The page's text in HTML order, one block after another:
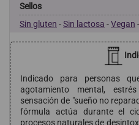
Sellos
Sin gluten -Sin lactosa -Vegan -
Indicado para personas
agotamiento mental,
sensación de "sueño no
fórmula actúa durante el
procesos naturales de